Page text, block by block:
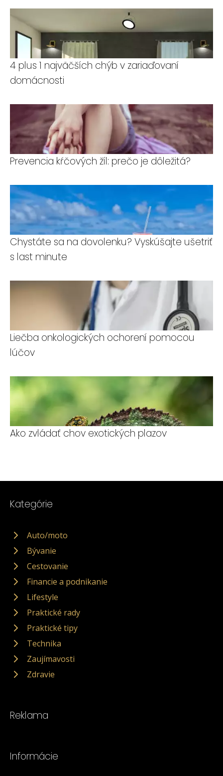
4 plus 1 najväčších chýb v zariaďovaní
domácnosti
Prevencia kŕčových žíl: prečo je dôležitá?
Chystáte sa na dovolenku? Vyskúšajte ušetriť
s last minute
Liečba onkologických ochorení pomocou
lúčov
Ako zvládať chov exotických plazov
Kategórie
Auto/moto
Bývanie
Cestovanie
Financie a podnikanie
Lifestyle
Praktické rady
Praktické tipy
Technika
Zaujímavosti
Zdravie
Reklama
Informácie